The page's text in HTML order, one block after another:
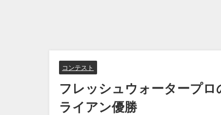
コンテスト
フレッシュウォータープ
ライアン優勝